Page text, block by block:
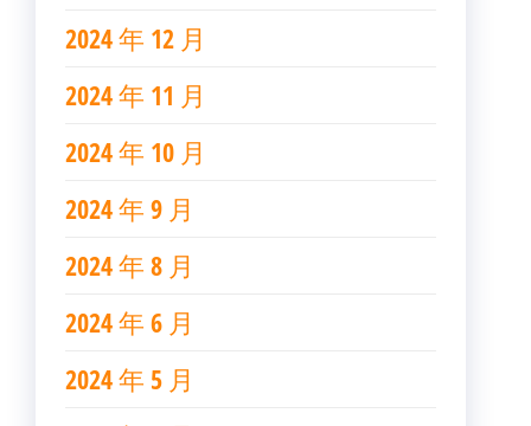
2024 年 12 月
2024 年 11 月
2024 年 10 月
2024 年 9 月
2024 年 8 月
2024 年 6 月
2024 年 5 月